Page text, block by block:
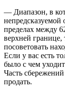
— Диапазон, в
пределах между
верхней
посоветовать
Если у вас есть
было с чем
Часть
продать.